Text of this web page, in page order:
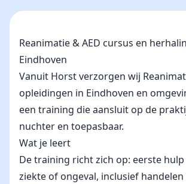
Reanimatie & AED cursus en
Eindhoven
Vanuit Horst verzorgen wij
opleidingen in Eindhoven en
een training die aansluit op de
nuchter en toepasbaar.
Wat je leert
De training richt zich op: eerste
ziekte of ongeval, inclusief